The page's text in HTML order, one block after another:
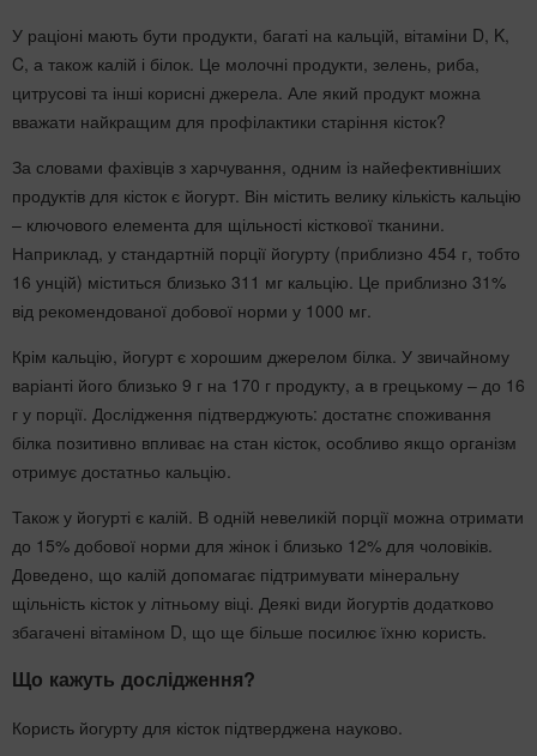
У раціоні мають бути продукти, багаті на кальцій, вітаміни D, K,
C, а також калій і білок. Це молочні продукти, зелень, риба,
цитрусові та інші корисні джерела. Але який продукт можна
вважати найкращим для профілактики старіння кісток?
За словами фахівців з харчування, одним із найефективніших
продуктів для кісток є йогурт. Він містить велику кількість кальцію
– ключового елемента для щільності кісткової тканини.
Наприклад, у стандартній порції йогурту (приблизно 454 г, тобто
16 унцій) міститься близько 311 мг кальцію. Це приблизно 31%
від рекомендованої добової норми у 1000 мг.
Крім кальцію, йогурт є хорошим джерелом білка. У звичайному
варіанті його близько 9 г на 170 г продукту, а в грецькому – до 16
г у порції. Дослідження підтверджують: достатнє споживання
білка позитивно впливає на стан кісток, особливо якщо організм
отримує достатньо кальцію.
Також у йогурті є калій. В одній невеликій порції можна отримати
до 15% добової норми для жінок і близько 12% для чоловіків.
Доведено, що калій допомагає підтримувати мінеральну
щільність кісток у літньому віці. Деякі види йогуртів додатково
збагачені вітаміном D, що ще більше посилює їхню користь.
Що кажуть дослідження?
Користь йогурту для кісток підтверджена науково.